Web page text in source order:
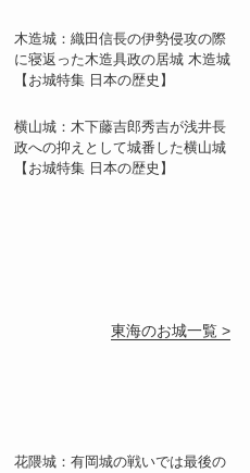
木造城：織田信長の伊勢侵攻の際
に寝返った木造具政の居城 木造城
【お城特集 日本の歴史】
横山城：木下藤吉郎秀吉が浅井長
政への抑えとして城番した横山城
【お城特集 日本の歴史】
東海のお城一覧 >
花隈城：有岡城の戦いでは最後の